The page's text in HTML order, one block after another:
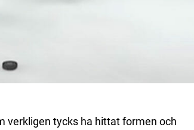
verkligen tycks ha hittat formen och